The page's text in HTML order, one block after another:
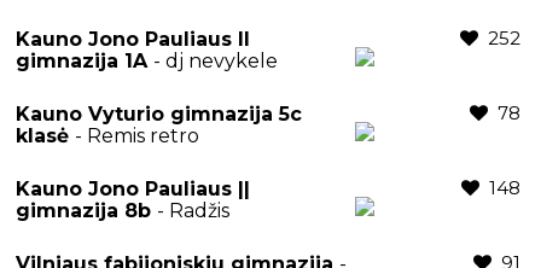
Kauno Jono Pauliaus II
gimnazija 1A - dj nevykele
252
Kauno Vyturio gimnazija 5c
klasė - Remis retro
78
Kauno Jono Pauliaus ||
gimnazija 8b - Radžis
148
91